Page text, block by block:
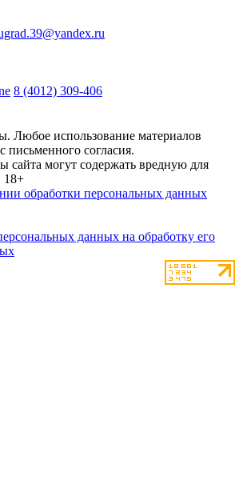
8 (4012) 309-406
Любое использование материалов
письменного согласия.
сайта могут содержать вредную для
18+
обработки персональных данных
данных на обработку его